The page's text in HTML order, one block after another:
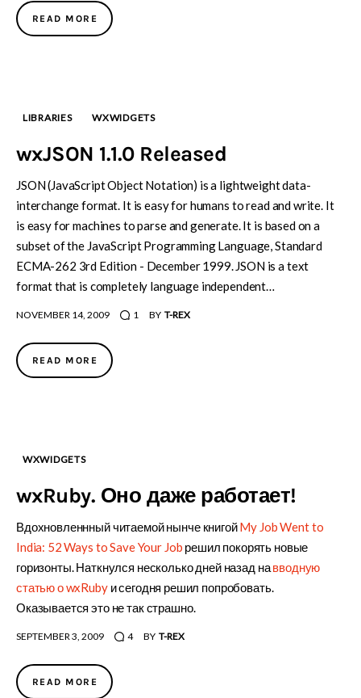
READ MORE
LIBRARIES WXWIDGETS
wxJSON 1.1.0 Released
JSON (JavaScript Object Notation) is a lightweight data-
interchange format. It is easy for humans to read and write. It
is easy for machines to parse and generate. It is based on a
subset of the JavaScript Programming Language, Standard
ECMA-262 3rd Edition - December 1999. JSON is a text
format that is completely language independent…
NOVEMBER 14, 2009 1 BY T-REX
READ MORE
WXWIDGETS
wxRuby. Оно даже работает!
Вдохновленнный читаемой нынче книгойMy Job Went to
India: 52 Ways to Save Your Job решил покорять новые
горизонты. Наткнулся несколько дней назад навводную
статью о wxRubyи сегодня решил попробовать.
Оказывается это не так страшно.
SEPTEMBER 3, 2009 4 BY T-REX
READ MORE